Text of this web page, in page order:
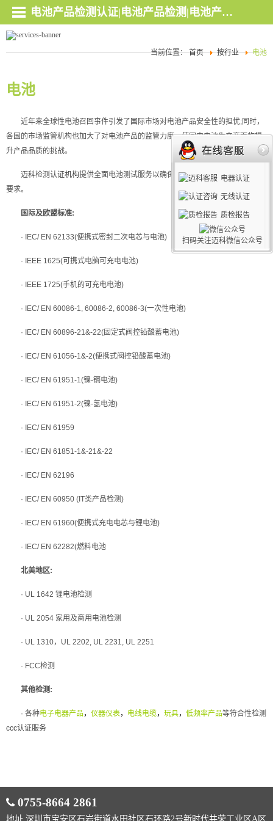
电池产品检测认证|电池产品检测|电池产品认证，深圳迈科检测认证权威机构！
当前位置：首页 按行业 电池
电池
近年来全球性电池召回事件引发了国际市场对电池产品安全性的担忧;同时，
各国的市场监管机构也加大了对电池产品的监管力度，使国内电池生产商面临提
升产品品质的挑战。
迈科检测认证机构提供全面电池测试服务以确保电池的品质能满足国际标准
要求。
国际及欧盟标准:
· IEC/ EN 62133(便携式密封二次电芯与电池)
· IEEE 1625(可携式电脑可充电电池)
· IEEE 1725(手机的可充电电池)
· IEC/ EN 60086-1, 60086-2, 60086-3(一次性电池)
· IEC/ EN 60896-21&-22(固定式阀控铅酸蓄电池)
· IEC/ EN 61056-1&-2(便携式阀控铅酸蓄电池)
· IEC/ EN 61951-1(镍-镉电池)
· IEC/ EN 61951-2(镍-氢电池)
· IEC/ EN 61959
· IEC/ EN 61851-1&-21&-22
· IEC/ EN 62196
· IEC/ EN 60950 (IT类产品检测)
· IEC/ EN 61960(便携式充电电芯与锂电池)
· IEC/ EN 62282(燃料电池
北美地区:
· UL 1642 锂电池检测
· UL 2054 家用及商用电池检测
· UL 1310，UL 2202, UL 2231, UL 2251
· FCC检测
其他检测:
· 各种电子电器产品 ， 仪器仪表， 电线电缆， 玩具， 低频率产品等符合性检测
ccc认证服务
0755-8664 2861
地址 深圳市宝安区石岩街道水田社区石环路2号新时代共荣工业区A区
电器认证
无线认证
质检报告
扫码关注迈科微信公众号